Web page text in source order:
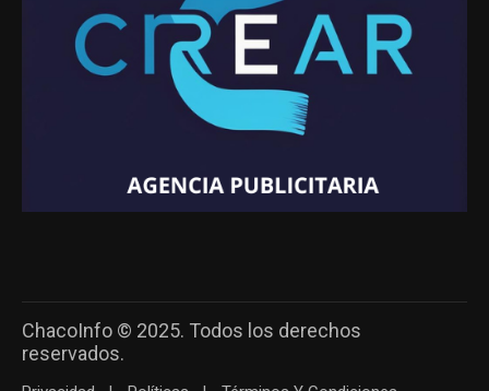
ChacoInfo © 2025. Todos los derechos
reservados.